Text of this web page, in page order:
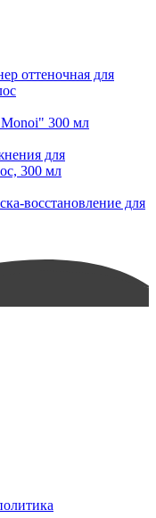
оттеночная для
Monoi" 300 мл
для
300 мл
восстановление для